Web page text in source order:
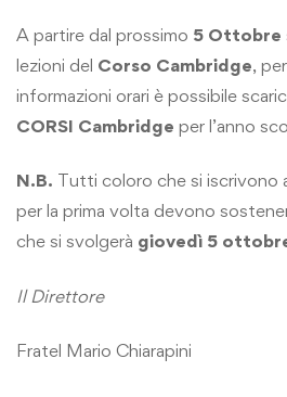
A partire dal prossimo 5 Ottobre
lezioni del Corso Cambridge,
informazioni orari è possibile
CORSI Cambridge per l’anno
N.B. Tutti coloro che si iscrivono
per la prima volta devono
che si svolgerà giovedì 5
Il Direttore
Fratel Mario Chiarapini